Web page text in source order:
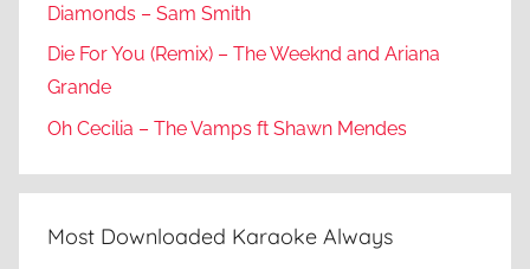
Diamonds – Sam Smith
Die For You (Remix) – The Weeknd and Ariana
Grande
Oh Cecilia – The Vamps ft Shawn Mendes
Most Downloaded Karaoke Always